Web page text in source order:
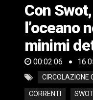
6
seconds
Con Swot,
l’oceano
minimi
00:02:06
CIRCOLAZIONE
CORRENTI SWOT